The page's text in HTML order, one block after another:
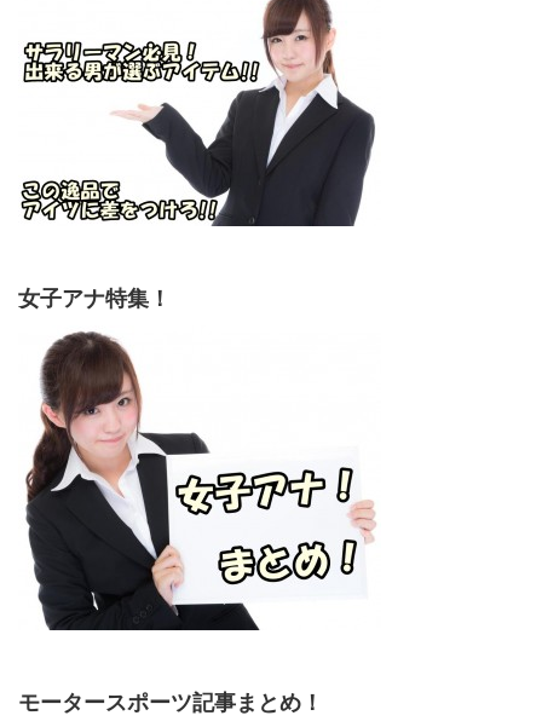
女子アナ特集！
モータースポーツ記事まとめ！